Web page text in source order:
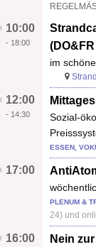
im
10:00
- 18:00
Sozial-
12:00
- 14:30
ESSEN,
17:00
PLENUM &
24) und
Nein
16:00